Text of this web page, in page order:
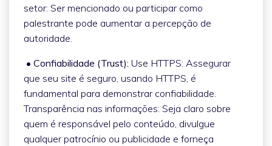
setor: Ser mencionado ou participar como
palestrante pode aumentar a percepção de
autoridade.
• Confiabilidade (Trust): Use HTTPS: Assegurar
que seu site é seguro, usando HTTPS, é
fundamental para demonstrar confiabilidade.
Transparência nas informações: Seja claro sobre
quem é responsável pelo conteúdo, divulgue
qualquer patrocínio ou publicidade e forneça